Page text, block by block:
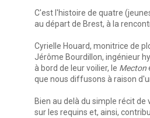
C'est l'histoire de quatre
au départ de Brest, à la
Cyrielle Houard, monitrice de
Jérôme Bourdillon, ingénieur
à bord de leur voilier, le Mecton
que nous diffusons à raison
Bien au delà du simple récit
sur les requins et, ainsi,